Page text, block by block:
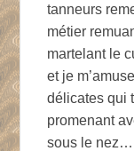
tanneurs
métier
martelant le
et je
délicates qui
promenant
sous le nez…